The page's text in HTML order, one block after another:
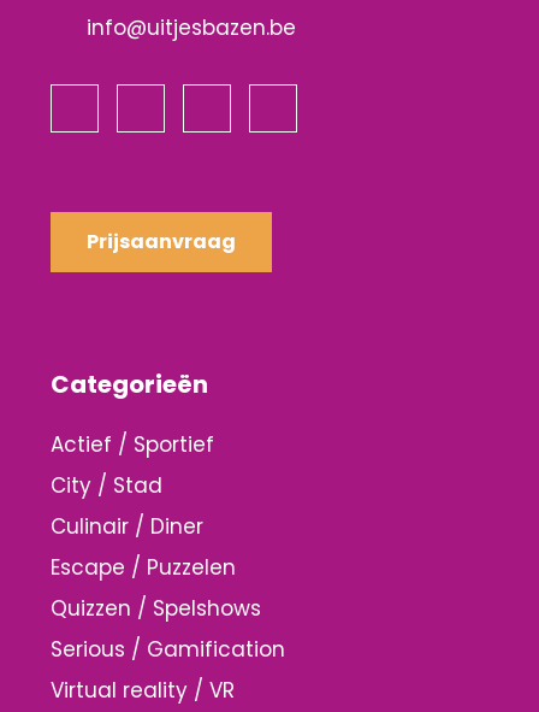
info@uitjesbazen.be
Prijsaanvraag
Categorieën
Actief / Sportief
City / Stad
Culinair / Diner
Escape / Puzzelen
Quizzen / Spelshows
Serious / Gamification
Virtual reality / VR